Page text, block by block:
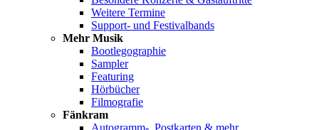
Weitere Termine
Support- und Festivalbands
Mehr Musik
Bootlegographie
Sampler
Featuring
Hörbücher
Filmografie
Fänkram
Autogramm-, Postkarten & mehr